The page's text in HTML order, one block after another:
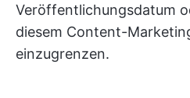
Veröffentlichungsdatum
diesem Content-
einzugrenzen.